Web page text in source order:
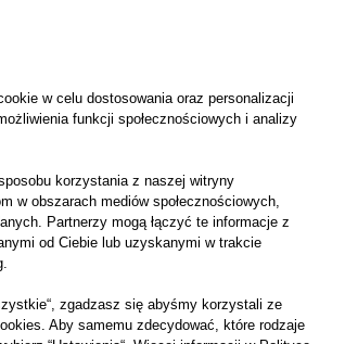
wkrótce
na stronę główną
w celu dostosowania oraz personalizacji
funkcji społecznościowych i analizy
korzystania z naszej witryny
w obszarach mediów społecznościowych,
Partnerzy mogą łączyć te informacje z
od Ciebie lub uzyskanymi w trakcie
zgadzasz się abyśmy korzystali ze
Aby samemu zdecydować, które rodzaje